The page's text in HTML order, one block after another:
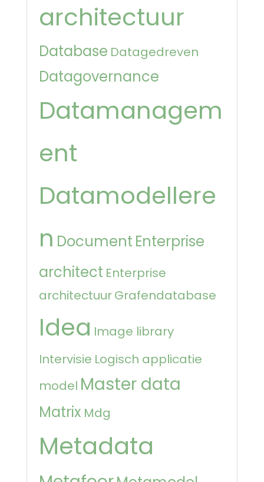
architectuur
Database Datagedreven
Datagovernance
Datamanagem
ent
Datamodellere
n Document Enterprise
architect Enterprise
architectuurGrafendatabase
Idea Image library
Intervisie Logisch applicatie
model Master data
Matrix Mdg
Metadata